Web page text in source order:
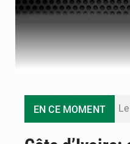
EN CE MOMENT